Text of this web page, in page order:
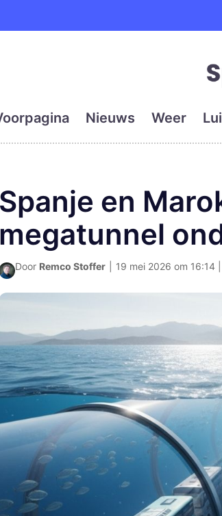
is de eerste
Nieuws Weer
Spanje en
megatunnel
Door Remco Stoffer 19 mei 2026 om 16:14